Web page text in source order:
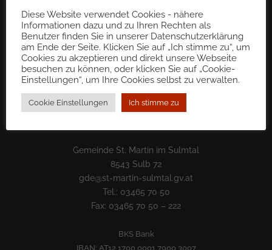
Gemeinde St. Martin im Sulmtal
8543 Sulb 72
gde@st-martin-sulmtal.gv.at
Tel.: 03465 70 50
Fax: 03465 70 50 – 222
BKS Bank
IBAN: AT12 1700 0001 7900 3007
Diese Website verwendet Cookies - nähere
Informationen dazu und zu Ihren Rechten als
Benutzer finden Sie in unserer Datenschutzerklärung
am Ende der Seite. Klicken Sie auf „Ich stimme zu“, um
Cookies zu akzeptieren und direkt unsere Webseite
besuchen zu können, oder klicken Sie auf „Cookie-
Einstellungen“, um Ihre Cookies selbst zu verwalten.
Cookie Einstellungen Ich stimme zu